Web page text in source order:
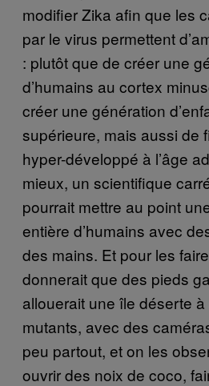
modifier Zika afin que les
par le virus permettent
: plutôt que de créer une
d’humains au cortex
créer une génération
supérieure, mais aussi de
hyper-développé à l’âge
mieux, un scientifique
pourrait mettre au point
entière d’humains avec
des mains. Et pour les
donnerait que des pieds
allouerait une île déserte
mutants, avec des
peu partout, et on les
ouvrir des noix de coco,